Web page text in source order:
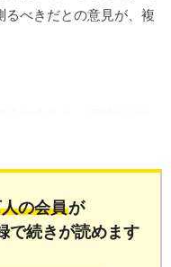
べきだとの意見が、複
の会員が
で続きが読めます